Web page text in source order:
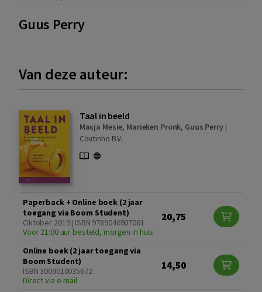
Guus Perry
Van deze auteur:
Taal in beeld
Masja Mesie, Marieken Pronk, Guus Perry|
Coutinho B.V.
Paperback + Online boek (2 jaar
toegang via Boom Student)
Oktober 2019 | ISBN 9789046907061
Voor 21:00 uur besteld, morgen in huis
20,75
Online boek (2 jaar toegang via
Boom Student)
ISBN 3009010035672
Direct via e-mail
14,50